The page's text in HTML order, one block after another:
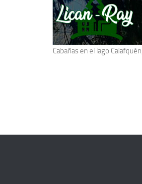
Cabañas en el lago Calafquén